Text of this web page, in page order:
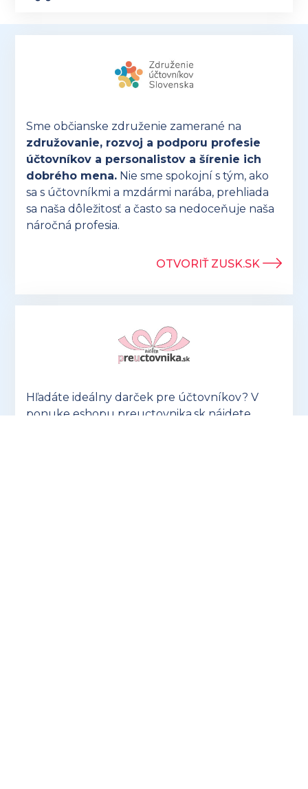
Sme občianske združenie zamerané na
združovanie, rozvoj a podporu profesie
účtovníkov a personalistov a šírenie ich
dobrého mena. Nie sme spokojní s tým, ako
sa s účtovníkmi a mzdármi narába, prehliada
sa naša dôležitosť a často sa nedoceňuje naša
náročná profesia.
OTVORIŤ ZUSK.SK
Hľadáte ideálny darček pre účtovníkov? V
ponuke eshopu preuctovnika.sk nájdete